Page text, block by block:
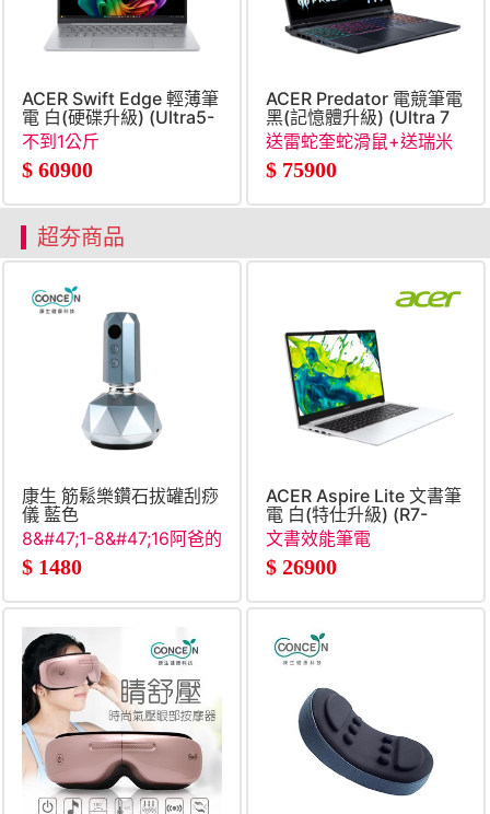
ACER Swift Edge 輕薄筆
電 白(硬碟升級) (Ultra5-
325&#47;32G&#47;1TB
SSD&#47;Win11)
不到1公斤
$ 60900
ACER Predator 電競筆電
黑(記憶體升級) (Ultra 7
送雷蛇奎蛇滑鼠+送瑞米
收納立架
$ 75900
超夯商品
康生 筋鬆樂鑽石拔罐刮痧
儀 藍色
8&#47;1-8&#47;16阿爸的
願望清單
$ 1480
ACER Aspire Lite 文書筆
電 白(特仕升級) (R7-
SSD&#47;Win11)
文書效能筆電
$ 26900